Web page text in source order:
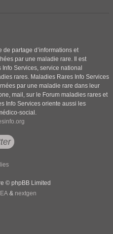
partage d’informations et
par une maladie rare. Il est
Services, service national
rares. Maladies Rares Info Services
par une maladie rare dans leur
mail, sur le Forum maladies rares et
Info Services oriente aussi les
social.
© phpBB Limited
& nextgen